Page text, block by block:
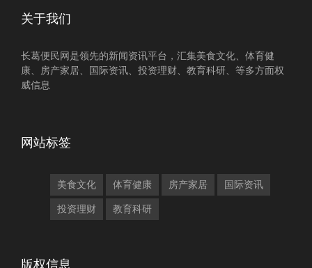
关于我们
长葛便民网是领先的新闻资讯平台，汇集美食文化、体育健
康、房产家居、国际资讯、投资理财、教育科研、等多方面权
威信息
网站标签
美食文化 体育健康 房产家居 国际资讯
投资理财 教育科研
版权信息